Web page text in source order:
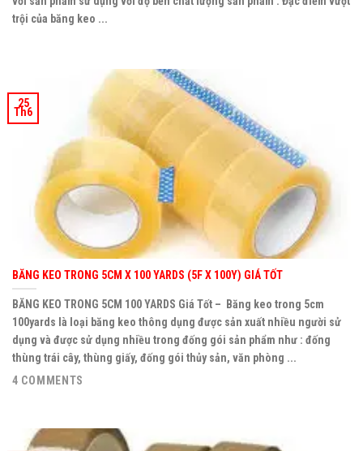
trội của băng keo ...
BĂNG KEO TRONG 5CM X 100 YARDS (5F X 100Y) GIÁ TỐT
BĂNG KEO TRONG 5CM 100 YARDS Giá Tốt – Băng keo trong 5cm
100yards là loại băng keo thông dụng được sản xuất nhiều người sử
dụng và được sử dụng nhiều trong đống gói sản phẩm như : đống
thùng trái cây, thùng giấy, đống gói thủy sản, văn phòng ...
4 COMMENTS
25
Th6